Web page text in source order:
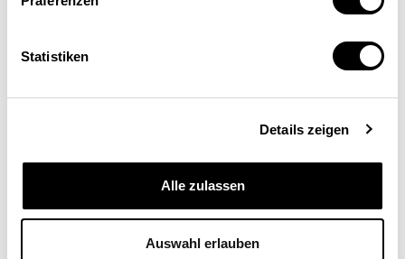
Statistiken
Details zeigen
Alle zulassen
Auswahl erlauben
mesures destinées à améliorer
l’efficacité énergétique.
nationales de pétrole et de gaz